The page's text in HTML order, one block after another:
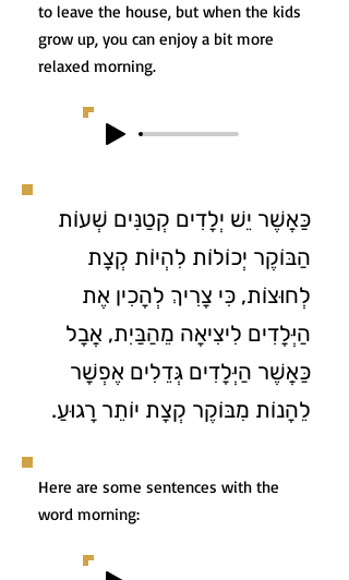
to leave the house, but when the kids
grow up, you can enjoy a bit more
relaxed morning.
כַּאֲשֶׁר יֵשׁ יְלָדִים קְטַנִּים שְׁעוֹת
הַבּוֹקֶר יְכוֹלוֹת לִהְיוֹת קְצָת
לְחוּצוֹת, כִּי צָרִיךְ לְהָכִין אֶת
הַיְּלָדִים לִיצִיאָה מֵהַבַּיִת, אֲבָל
כַּאֲשֶׁר הַיְּלָדִים גְּדֵלִים אֶפְשָׁר
לֵהָנוֹת מִבּוֹקֶר קְצָת יוֹתֵר רָגוּעַ.
Here are some sentences with the
word morning: